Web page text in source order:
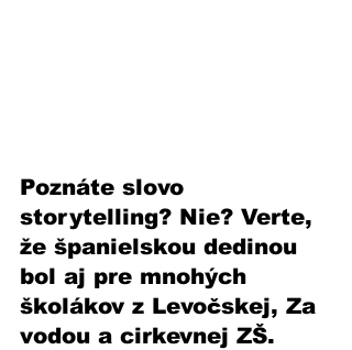
Poznáte slovo
storytelling? Nie? Verte,
že španielskou dedinou
bol aj pre mnohých
školákov z Levočskej, Za
vodou a cirkevnej ZŠ.